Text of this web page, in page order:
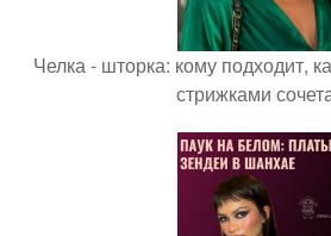
Челка - шторка: кому подходит,
стрижками